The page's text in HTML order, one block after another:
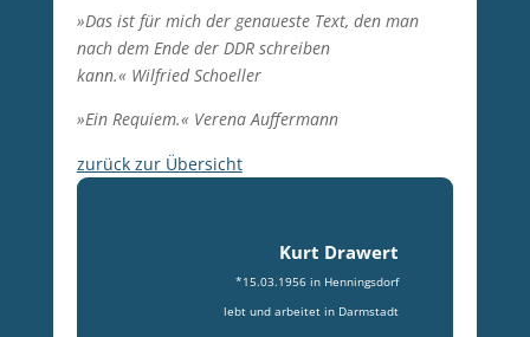
»Das ist für mich der genaueste Text, den man
nach dem Ende der DDR schreiben
kann.« Wilfried Schoeller
»Ein Requiem.« Verena Auffermann
zurück zur Übersicht
Kurt Drawert
*15.03.1956 in Henningsdorf
lebt und arbeitet in Darmstadt